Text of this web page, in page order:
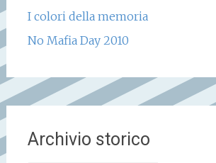
I colori della memoria
No Mafia Day 2010
Archivio storico